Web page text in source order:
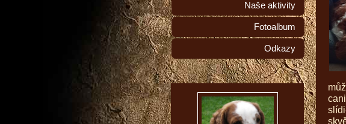
Naše aktivity
Fotoalbum
Odkazy